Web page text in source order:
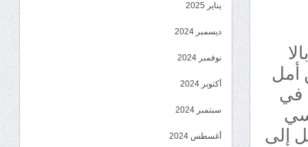
أمل
في
إلى
يناير 2025
ديسمبر 2024
نوفمبر 2024
أكتوبر 2024
سبتمبر 2024
أغسطس 2024